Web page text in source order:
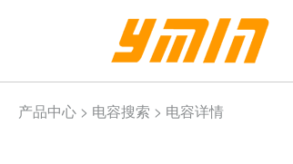
产品中心 > 电容搜索 > 电容详情